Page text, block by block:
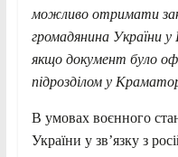
можливо отримати
громадянина України у
якщо документ було
підрозділом у
В умовах воєнного
України у зв’язку з